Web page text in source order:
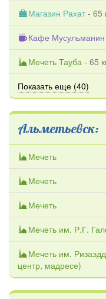
Магазин Рахат - 65
Кафе Мусульманин
Мечеть Тауба - 65
Показать еще (40)
Альметьевск:
Мечеть
Мечеть
Мечеть
Мечеть им. Р.Г.
Мечеть им.
центр, мадресе)